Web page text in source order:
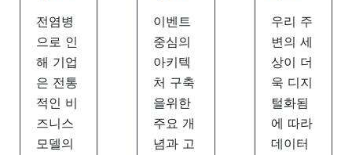
전염병
으로 인
해 기업
은 전통
적인 비
즈니스
모델의
이벤트
중심의
아키텍
처 구축
을위한
주요 개
념과 고
우리 주
변의 세
상이 더
욱 디지
털화됨
에 따라
데이터